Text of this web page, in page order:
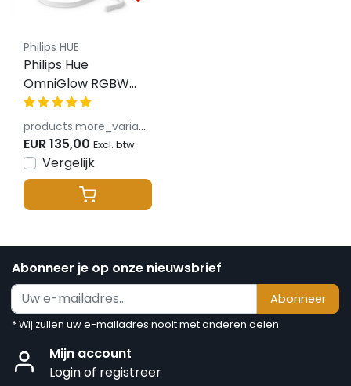
Philips HUE
Philips Hue
OmniGlow RGBW
LED strip 40W
2700LM 230v IP20 - 3
meter
products.more_variants_available
EUR 135,00 Excl. btw
Vergelijk
Abonneer je op onze nieuwsbrief
Abonneer
* Wij zullen uw e-mailadres nooit met anderen delen.
Mijn account
Login of registreer